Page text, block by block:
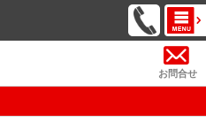
お問合せ